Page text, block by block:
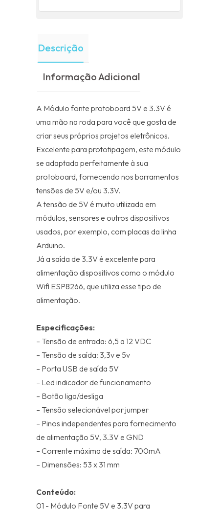
Descrição
Informação Adicional
A Módulo fonte protoboard 5V e 3.3V é
uma mão na roda para você que gosta de
criar seus próprios projetos eletrônicos.
Excelente para prototipagem, este módulo
se adaptada perfeitamente à sua
protoboard, fornecendo nos barramentos
tensões de 5V e/ou 3.3V.
A tensão de 5V é muito utilizada em
módulos, sensores e outros dispositivos
usados, por exemplo, com placas da linha
Arduino.
Já a saída de 3.3V é excelente para
alimentação dispositivos como o módulo
Wifi ESP8266, que utiliza esse tipo de
alimentação.
Especificações:
– Tensão de entrada: 6,5 a 12 VDC
– Tensão de saída: 3,3v e 5v
– Porta USB de saída 5V
– Led indicador de funcionamento
– Botão liga/desliga
– Tensão selecionável por jumper
– Pinos independentes para fornecimento
de alimentação 5V, 3.3V e GND
– Corrente máxima de saída: 700mA
– Dimensões: 53 x 31 mm
Conteúdo:
01 - Módulo Fonte 5V e 3.3V para